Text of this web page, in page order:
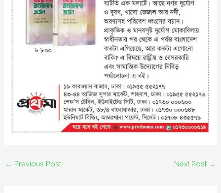
← Previous Post Next Post →